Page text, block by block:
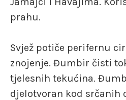
prahu.
Svjež potiče perifernu
znojenje. Đumbir čisti
tjelesnih tekućina.
djelotvoran kod srčanih